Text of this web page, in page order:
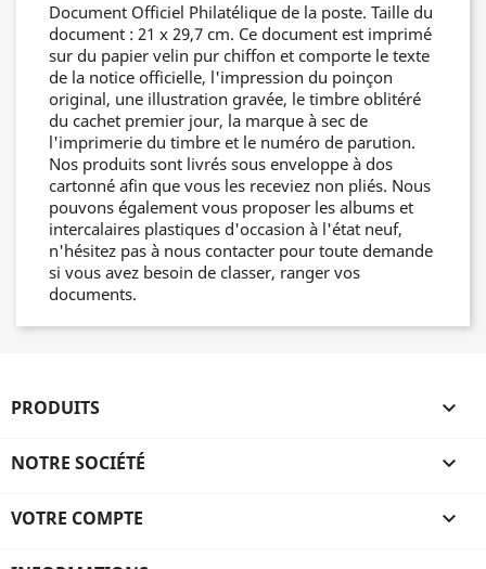
Document Officiel Philatélique de la poste. Taille du
document : 21 x 29,7 cm. Ce document est imprimé
sur du papier velin pur chiffon et comporte le texte
de la notice officielle, l'impression du poinçon
original, une illustration gravée, le timbre oblitéré
du cachet premier jour, la marque à sec de
l'imprimerie du timbre et le numéro de parution.
Nos produits sont livrés sous enveloppe à dos
cartonné afin que vous les receviez non pliés. Nous
pouvons également vous proposer les albums et
intercalaires plastiques d'occasion à l'état neuf,
n'hésitez pas à nous contacter pour toute demande
si vous avez besoin de classer, ranger vos
documents.
PRODUITS 
NOTRE SOCIÉTÉ 
VOTRE COMPTE 